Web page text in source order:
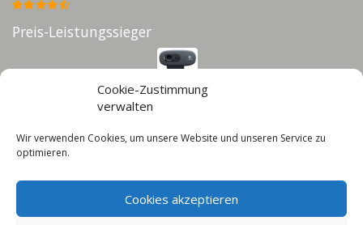
Cookie-Zustimmung
verwalten
Wir verwenden Cookies, um unsere Website und unseren Service zu
optimieren.
Cookies akzeptieren
Preis-Leistungssieger
Infos
Cookie-Richtlinie (EU)